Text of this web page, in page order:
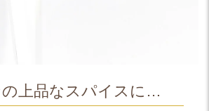
上品なスパイスに…